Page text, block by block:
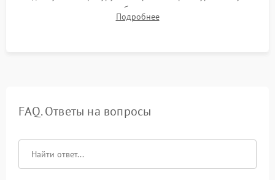
компрессора, отсутствия обмерзания стенок и корректного
срабатывания системы автоматической оттайки.
Подробнее
FAQ. Ответы на вопросы